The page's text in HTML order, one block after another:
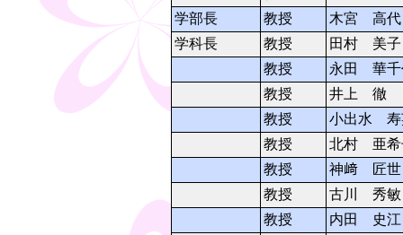
学部長
教授
木宮 高代
学科長
教授
田村 美子
教授
永田 華千
教授
井上 徹
教授
小出水 寿
教授
北村 亜希
教授
神﨑 匠世
教授
古川 秀敏
教授
内田 史江